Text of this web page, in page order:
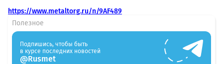
https://www.metaltorg.ru/n/9AF489
Полезное
Подпишись, чтобы быть
в курсе последних новостей
@Rusmet